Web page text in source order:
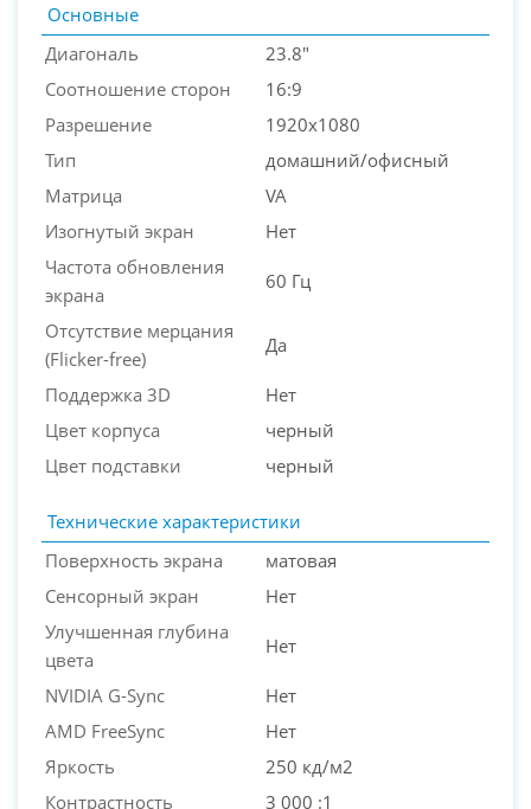
Основные
Диагональ
23.8"
Соотношение сторон
16:9
Разрешение
1920x1080
Тип
домашний/офисный
Матрица
VA
Изогнутый экран
Нет
Частота обновления
экрана
60 Гц
Отсутствие мерцания
(Flicker-free)
Да
Поддержка 3D
Нет
Цвет корпуса
черный
Цвет подставки
черный
Технические характеристики
Поверхность экрана
матовая
Сенсорный экран
Нет
Улучшенная глубина
цвета
Нет
NVIDIA G-Sync
Нет
AMD FreeSync
Нет
Яркость
250 кд/м2
Контрастность
3 000 :1